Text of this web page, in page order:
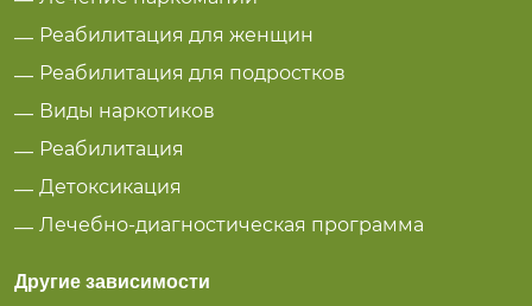
Реабилитация для женщин
Реабилитация для подростков
Виды наркотиков
Реабилитация
Детоксикация
Лечебно-диагностическая программа
Другие зависимости